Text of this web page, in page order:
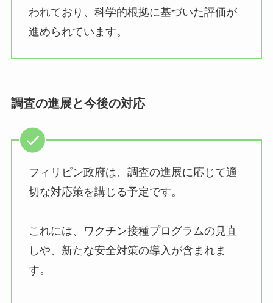
われており、科学的根拠に基づいた評価が
進められています。
調査の進展と今後の対応
フィリピン政府は、調査の進展に応じて適
切な対応策を講じる予定です。
これには、ワクチン接種プログラムの見直
しや、新たな安全対策の導入が含まれま
す。